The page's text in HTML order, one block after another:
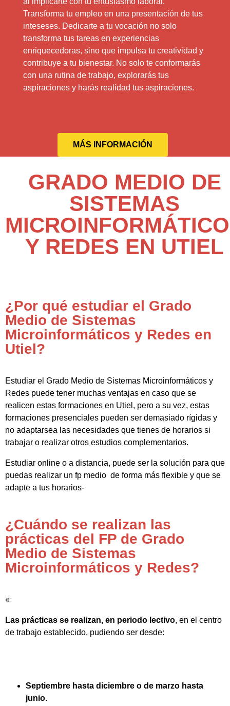
Transforma tu empleo en una presentación de tus
inteseses. Dedicarte a tu vocación no solo
transforma tus tareas en experiencias
enriquecedoras, sino que impulsa tu creatividad y
contribuye a tu bienestar. No solo te conformarás
con una rutina de trabajo, explorarás tus
aspiraciones y harás realidad tus aspiraciones.
MÁS INFORMACIÓN
GRADO MEDIO DE
SISTEMAS
Y REDES EN UTIEL
¿Por qué estudiar el Grado
Medio de Sistemas
Microinformáticos y Redes en
Utiel?
Estudiar el Grado Medio de Sistemas Microinformáticos y
Redes puede tener muchas ventajas en caso que se
realicen estas formaciones en Utiel, pero a su vez, estas
formaciones presenciales pueden ser demasiado rígidas y
no adaptarsea las necesidades que tienes de horarios si
trabajar o realizar otros estudios complementarios.
Estudiar online o a distancia, puede ser la solución para que
puedas realizar un fp medio de forma más flexible y que se
adapte a tus horarios-
¿Cuándo se realizan las
prácticas del FP de Grado
Medio de Sistemas
Microinformáticos y Redes?
«
Las prácticas se realizan, en periodo lectivo, en el centro
de trabajo establecido, pudiendo ser desde:
Septiembre hasta diciembre o de marzo hasta
junio.